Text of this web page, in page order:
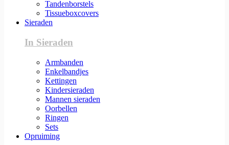
Tandenborstels
Tissueboxcovers
Sieraden
In Sieraden
Armbanden
Enkelbandjes
Kettingen
Kindersieraden
Mannen sieraden
Oorbellen
Ringen
Sets
Opruiming